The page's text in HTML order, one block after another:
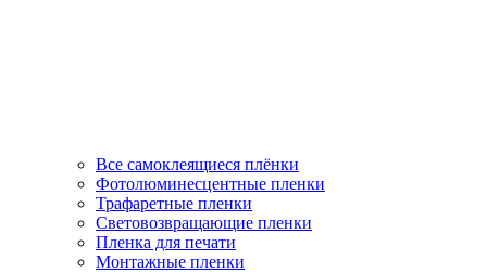
Все самоклеящиеся плёнки
Фотолюминесцентные пленки
Трафаретные пленки
Световозвращающие пленки
Пленка для печати
Монтажные пленки